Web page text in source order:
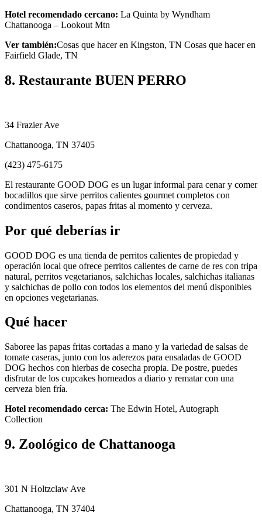
Hotel recomendado cercano: La Quinta by Wyndham
Chattanooga – Lookout Mtn
Ver también:Cosas que hacer en Kingston, TN Cosas que hacer en
Fairfield Glade, TN
8. Restaurante BUEN PERRO
34 Frazier Ave
Chattanooga, TN 37405
(423) 475-6175
El restaurante GOOD DOG es un lugar informal para cenar y comer
bocadillos que sirve perritos calientes gourmet completos con
condimentos caseros, papas fritas al momento y cerveza.
Por qué deberías ir
GOOD DOG es una tienda de perritos calientes de propiedad y
operación local que ofrece perritos calientes de carne de res con tripa
natural, perritos vegetarianos, salchichas locales, salchichas italianas
y salchichas de pollo con todos los elementos del menú disponibles
en opciones vegetarianas.
Qué hacer
Saboree las papas fritas cortadas a mano y la variedad de salsas de
tomate caseras, junto con los aderezos para ensaladas de GOOD
DOG hechos con hierbas de cosecha propia. De postre, puedes
disfrutar de los cupcakes horneados a diario y rematar con una
cerveza bien fría.
Hotel recomendado cerca: The Edwin Hotel, Autograph
Collection
9. Zoológico de Chattanooga
301 N Holtzclaw Ave
Chattanooga, TN 37404